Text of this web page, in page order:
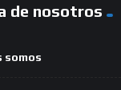
de nosotros
somos